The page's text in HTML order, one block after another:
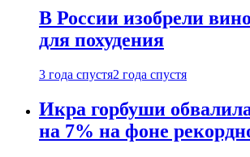
В России изобрели вино
для похудения
3 года спустя2 года спустя
Икра горбуши
на 7% на фоне